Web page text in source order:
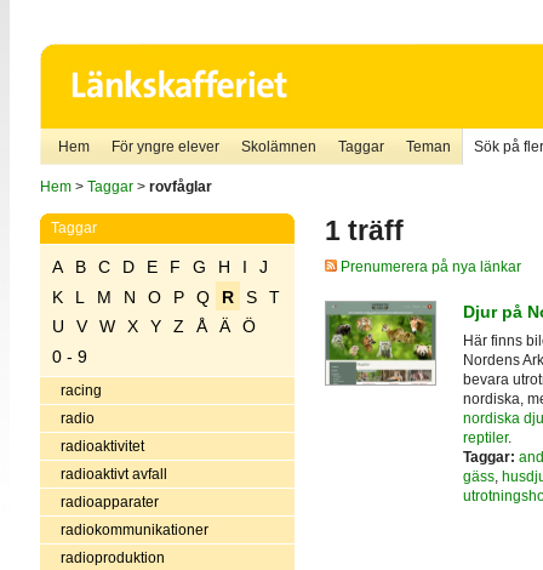
Hem För yngre elever Skolämnen Taggar Teman Sök på
Hem> Taggar> rovfåglar
Taggar
A B C D E F G H I
J
K
L M N O P Q R S
T
U
V W X Y Z Å Ä
Ö
0 - 9
racing
radio
radioaktivitet
radioaktivt avfall
radioapparater
radiokommunikationer
radioproduktion
1 träff
Prenumerera på nya länkar
Djur på
Här finns
Nordens
bevara
nordiska,
nordiska
reptiler.
Taggar:
gäss,